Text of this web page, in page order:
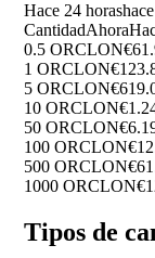
Hace 24 horas
CantidadAhora
0.5 ORCLON
1 ORCLON
5 ORCLON
10 ORCLON
50 ORCLON
100 ORCLON
500 ORCLON
1000 ORCLON
Tipos de